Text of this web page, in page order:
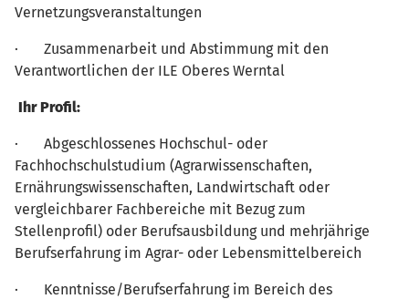
Vernetzungsveranstaltungen
· Zusammenarbeit und Abstimmung mit den
Verantwortlichen der ILE Oberes Werntal
Ihr Profil:
· Abgeschlossenes Hochschul- oder
Fachhochschulstudium (Agrarwissenschaften,
Ernährungswissenschaften, Landwirtschaft oder
vergleichbarer Fachbereiche mit Bezug zum
Stellenprofil) oder Berufsausbildung und mehrjährige
Berufserfahrung im Agrar- oder Lebensmittelbereich
· Kenntnisse/Berufserfahrung im Bereich des